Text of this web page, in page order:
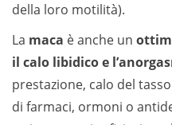
della loro motilità).
La maca è anche un
il calo libidico e
prestazione, calo del
di farmaci, ormoni o